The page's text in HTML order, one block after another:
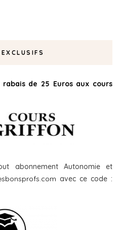
de 25 Euros aux cours
abonnement Autonomie et
avec ce code :